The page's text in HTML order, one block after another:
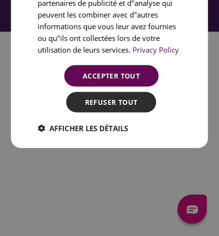
partenaires de publicité et d"analyse qui
peuvent les combiner avec d"autres
informations que vous leur avez fournies
ou qu"ils ont collectées lors de votre
utilisation de leurs services. Privacy Policy
ACCEPTER TOUT
REFUSER TOUT
AFFICHER LES DÉTAILS